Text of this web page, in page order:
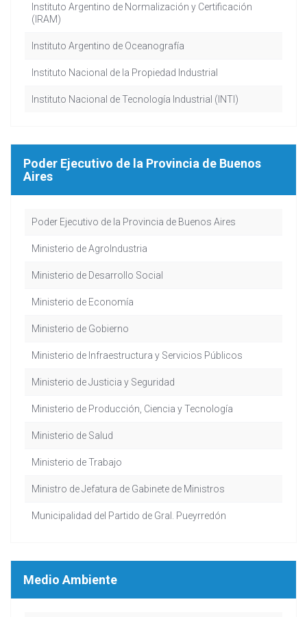
Instituto Argentino de Normalización y Certificación
(IRAM)
Instituto Argentino de Oceanografía
Instituto Nacional de la Propiedad Industrial
Instituto Nacional de Tecnología Industrial (INTI)
Poder Ejecutivo de la Provincia de Buenos
Aires
Poder Ejecutivo de la Provincia de Buenos Aires
Ministerio de AgroIndustria
Ministerio de Desarrollo Social
Ministerio de Economía
Ministerio de Gobierno
Ministerio de Infraestructura y Servicios Públicos
Ministerio de Justicia y Seguridad
Ministerio de Producción, Ciencia y Tecnología
Ministerio de Salud
Ministerio de Trabajo
Ministro de Jefatura de Gabinete de Ministros
Municipalidad del Partido de Gral. Pueyrredón
Medio Ambiente